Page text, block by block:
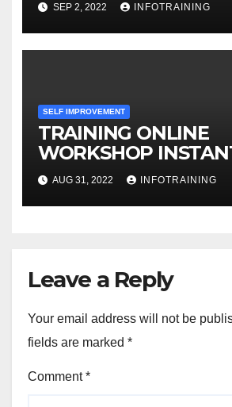
SEP 2, 2022 INFOTRAINING
SELF IMPROVEMENT
TRAINING ONLINE
WORKSHOP
FOR DISCOVERING
MOTIVATION
AUG 31, 2022 INFOTRAINING
Leave a Reply
Your email address will not be
fields are marked *
Comment*